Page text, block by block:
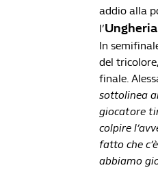
addio alla
l’Ungheria
In
del
finale.
sottolinea
giocatore
colpire
fatto che
abbiamo